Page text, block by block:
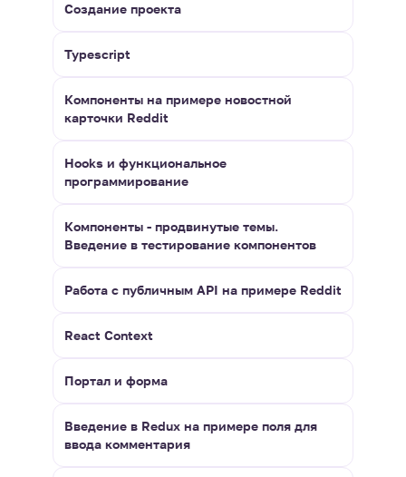
Создание проекта
Typescript
Компоненты на примере новостной
карточки Reddit
Hooks и функциональное
программирование
Компоненты - продвинутые темы.
Введение в тестирование компонентов
Работа с публичным API на примере Reddit
React Context
Портал и форма
Введение в Redux на примере поля для
ввода комментария